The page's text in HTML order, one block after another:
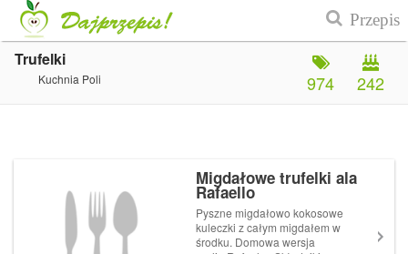
Trufelki
Kuchnia Poli 242
974
Migdałowe trufelki ala
Rafaello
Pyszne migdałowo kokosowe
kuleczki z całym migdałem w
środku. Domowa wersja